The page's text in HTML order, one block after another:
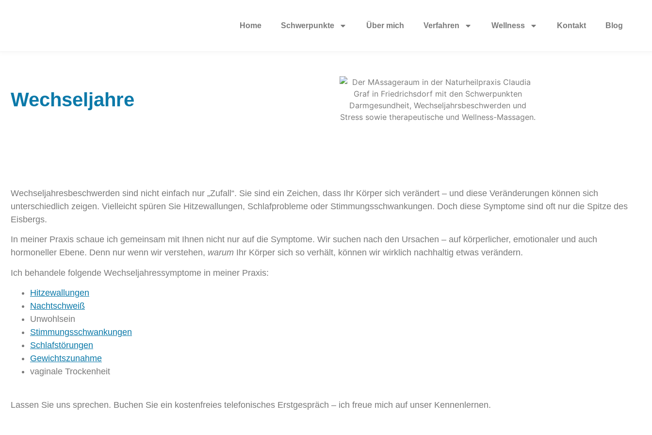
Home Schwerpunkte Über mich Verfahren Wellness Kontakt Blog
Wechseljahre
Wechseljahresbeschwerden sind nicht einfach nur „Zufall“. Sie sind ein Zeichen, dass Ihr Körper sich verändert – und diese Veränderungen können sich
unterschiedlich zeigen. Vielleicht spüren Sie Hitzewallungen, Schlafprobleme oder Stimmungsschwankungen. Doch diese Symptome sind oft nur die Spitze des
Eisbergs.
In meiner Praxis schaue ich gemeinsam mit Ihnen nicht nur auf die Symptome. Wir suchen nach den Ursachen – auf körperlicher, emotionaler und auch
hormoneller Ebene. Denn nur wenn wir verstehen, warum Ihr Körper sich so verhält, können wir wirklich nachhaltig etwas verändern.
Ich behandele folgende Wechseljahressymptome in meiner Praxis:
Hitzewallungen
Nachtschweiß
Unwohlsein
Stimmungsschwankungen
Schlafstörungen
Gewichtszunahme
vaginale Trockenheit
Lassen Sie uns sprechen. Buchen Sie ein kostenfreies telefonisches Erstgespräch – ich freue mich auf unser Kennenlernen.